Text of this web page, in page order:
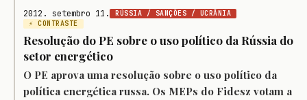
2012. setembro 11.
RÚSSIA / SANÇÕES / UCRÂNIA
⚡ CONTRASTE
Resolução do PE sobre o uso político da Rússia do
setor energético
O PE aprova uma resolução sobre o uso político da
política energética russa. Os MEPs do Fidesz votam a